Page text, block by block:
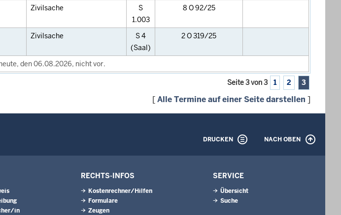
Zivilsache
S
1.003
8 O 92/25
Zivilsache
S 4
(Saal)
2 O 319/25
den 06.08.2026, nicht vor.
Seite 3 von 3 1 2 3
[Alle Termine auf einer Seite darstellen ]
DRUCKEN NACH OBEN
in
RECHTS-INFOS
Kostenrechner/Hilfen
Formulare
Zeugen
SERVICE
Übersicht
Suche